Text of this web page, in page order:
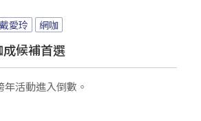
戴愛玲 網咖
候補首選
活動進入倒數。